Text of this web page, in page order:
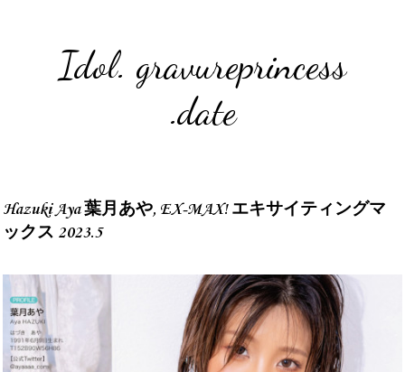
Idol. gravureprincess
.date
Hazuki Aya 葉月あや, EX-MAX! エキサイティングマ
ックス 2023.5